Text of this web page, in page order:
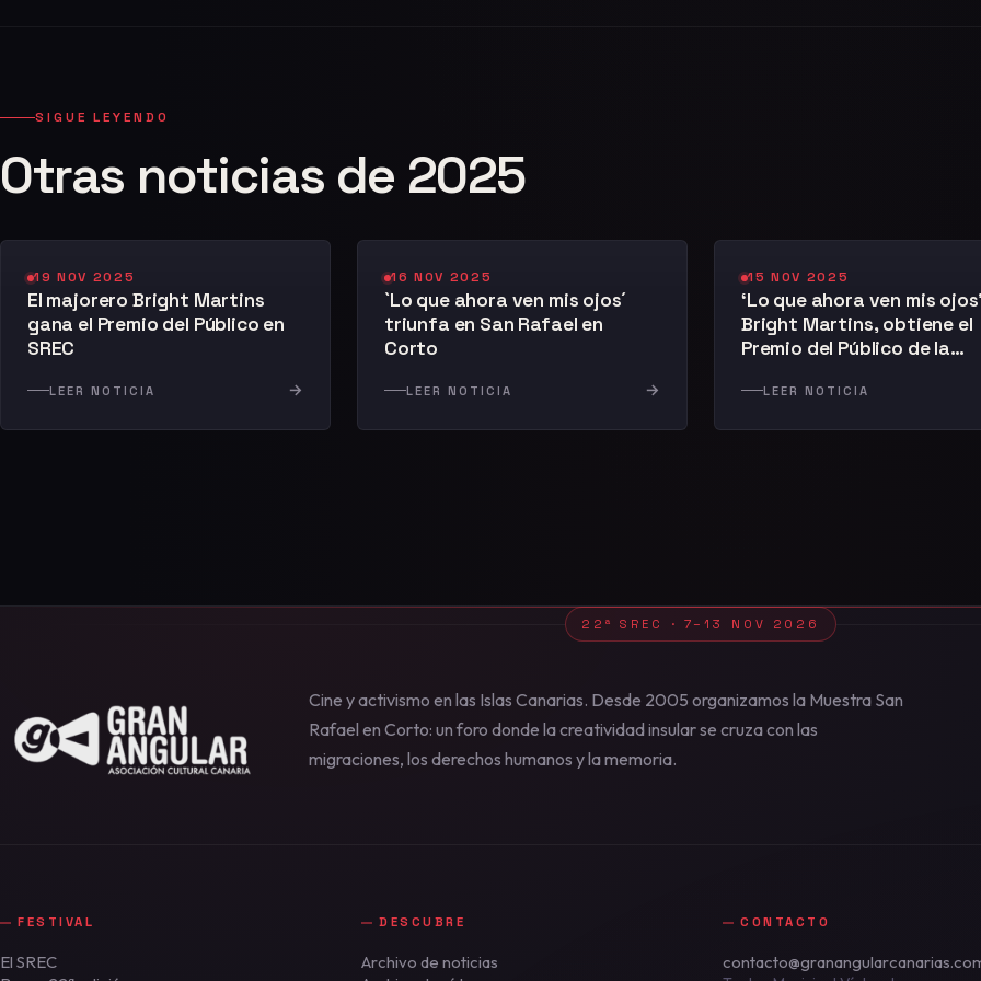
SIGUE LEYENDO
Otras noticias de 2025
19 NOV 2025
El majorero Bright Martins
gana el Premio del Público en
SREC
LEER NOTICIA →
16 NOV 2025
`Lo que ahora ven mis ojos´
triunfa en San Rafael en
Corto
LEER NOTICIA →
15 NOV 2025
‘Lo que ahora ven mis
Bright Martins, obtiene el
Premio del Público de la
San Rafael en Corto (SREC)
LEER NOTICIA
22ª SREC · 7–13 NOV 2026
Cine y activismo en las Islas Canarias. Desde 2005 organizamos la Muestra San
Rafael en Corto: un foro donde la creatividad insular se cruza con las
migraciones, los derechos humanos y la memoria.
FESTIVAL
El SREC
DESCUBRE
Archivo de noticias
CONTACTO